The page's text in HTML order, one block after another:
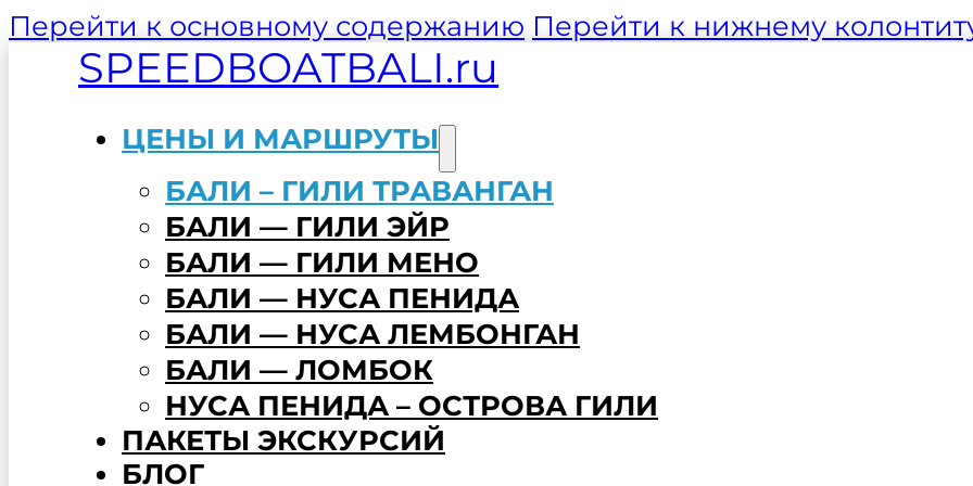
Перейти к основному содержанию Перейти к нижнему
SPEEDBOATBALI.ru
ЦЕНЫ И МАРШРУТЫ
БАЛИ – ГИЛИ ТРАВАНГАН
БАЛИ — ГИЛИ ЭЙР
БАЛИ — ГИЛИ МЕНО
БАЛИ — НУСА ПЕНИДА
БАЛИ — НУСА ЛЕМБОНГАН
БАЛИ — ЛОМБОК
НУСА ПЕНИДА – ОСТРОВА ГИЛИ
ПАКЕТЫ ЭКСКУРСИЙ
БЛОГ